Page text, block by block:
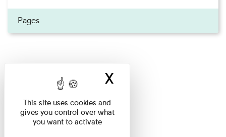
Pages
This site uses cookies and
gives you control over what
you want to activate
X